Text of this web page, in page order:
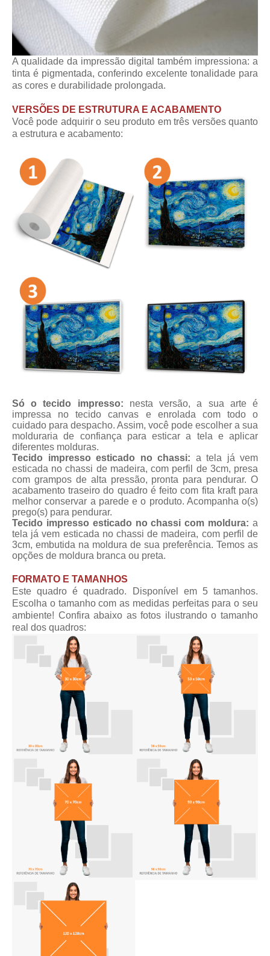
A qualidade da impressão digital também impressiona: a
tinta é pigmentada, conferindo excelente tonalidade para
as cores e durabilidade prolongada.
VERSÕES DE ESTRUTURA E ACABAMENTO
Você pode adquirir o seu produto em três versões quanto
a estrutura e acabamento:
Só o tecido impresso: nesta versão, a sua arte é
impressa no tecido canvas e enrolada com todo o
cuidado para despacho. Assim, você pode escolher a sua
molduraria de confiança para esticar a tela e aplicar
diferentes molduras.
Tecido impresso esticado no chassi: a tela já vem
esticada no chassi de madeira, com perfil de 3cm, presa
com grampos de alta pressão, pronta para pendurar. O
acabamento traseiro do quadro é feito com fita kraft para
melhor conservar a parede e o produto. Acompanha o(s)
prego(s) para pendurar.
Tecido impresso esticado no chassi com moldura: a
tela já vem esticada no chassi de madeira, com perfil de
3cm, embutida na moldura de sua preferência. Temos as
opções de moldura branca ou preta.
FORMATO E TAMANHOS
Este quadro é quadrado. Disponível em 5 tamanhos.
Escolha o tamanho com as medidas perfeitas para o seu
ambiente! Confira abaixo as fotos ilustrando o tamanho
real dos quadros: